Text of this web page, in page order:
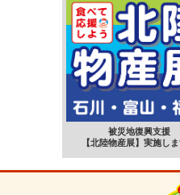
被災地復興支援
【北陸物産展】実施しま